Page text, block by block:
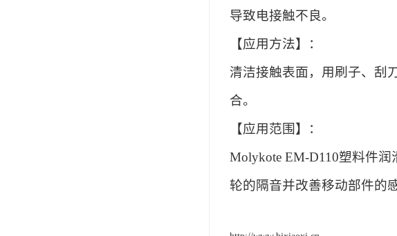
导致电接触不良。
【应用方法】：
清洁接触表面，用刷子、刮
合。
【应用范围】：
Molykote EM-D110塑料件
轮的隔音并改善移动部件的